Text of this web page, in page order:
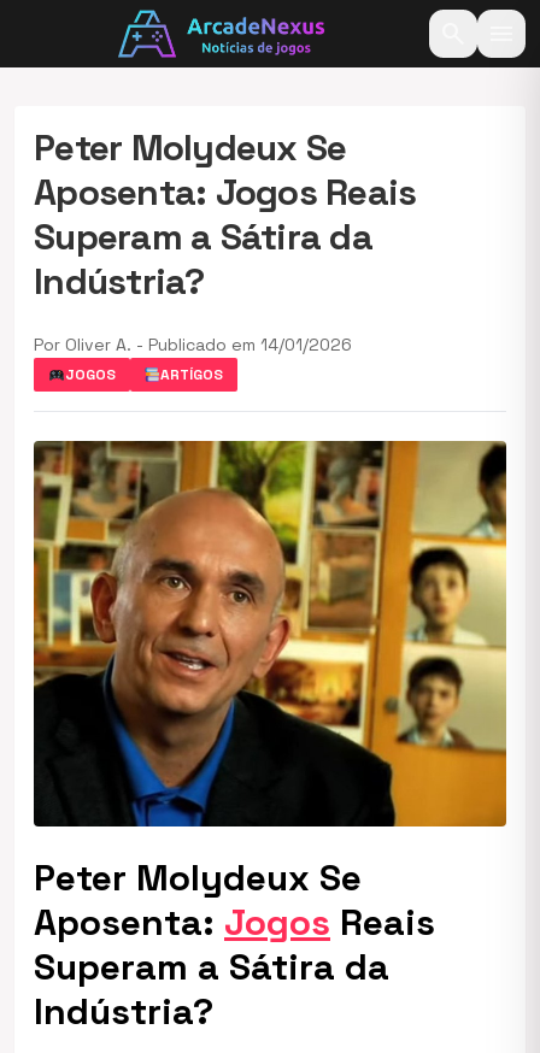
Peter Molydeux Se
Aposenta: Jogos Reais
Superam a Sátira da
Indústria?
Por Oliver A. - Publicado em 14/01/2026
JOGOS ARTÍGOS
Peter Molydeux Se
Aposenta: Jogos Reais
Superam a Sátira da
Indústria?